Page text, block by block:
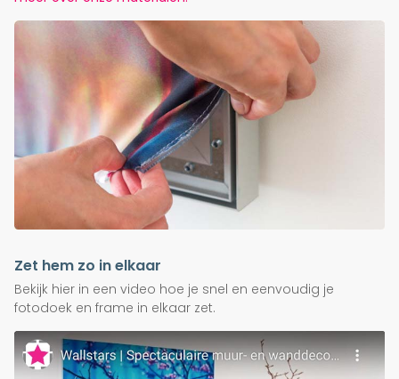
Zet hem zo in elkaar
Bekijk hier in een video hoe je snel en eenvoudig je
fotodoek en frame in elkaar zet.